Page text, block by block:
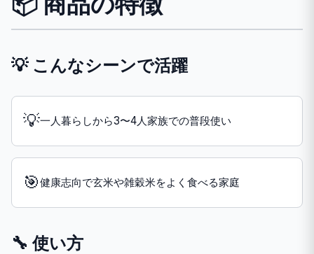
💡 こんなシーンで活躍
💡一人暮らしから3〜4人家族での普段使い
🎯健康志向で玄米や雑穀米をよく食べる家庭
🔧 使い方